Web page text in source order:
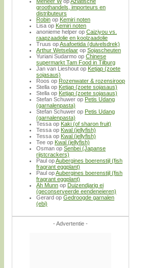
Meneer W opAziatische
groothandels, importeurs en
distributeurs
Robin op Kemiri noten
Lisa op Kemiri noten
anonieme helper op Caiziyou vs.
raapzaadolie en koolzaadolie
Truus opAsafoetida (duivelsdrek)
Arthur Wetselaar op Sojascheuten
Yuriani Sudarmo op Chinese
supermarkt Tam Food in Tilburg
Jan van Lieshout op Ketjap (zoete
sojasaus)
Roos op Rozenwater & rozensiroop
Stella op Ketjap (zoete sojasaus)
Stella op Ketjap (zoete sojasaus)
Stefan Schuwer op Petis Udang
(garnalenpasta)
Stefan Schuwer op Petis Udang
(garnalenpasta)
Tessa op Kaki (of sharon fruit)
Tessa op Kwal (jellyfish)
Tessa op Kwal (jellyfish)
Tee op Kwal (jellyfish)
Osman op Senbei (Japanse
rijstcrackers)
Paul opAubergines boerenstijl (fish
fragrant eggplant)
Paul opAubergines boerenstijl (fish
fragrant eggplant)
Ah Munn op Duizendjarig ei
(geconserveerde eendeneieren)
Gerard op Gedroogde garnalen
(ebi)
- Advertentie -